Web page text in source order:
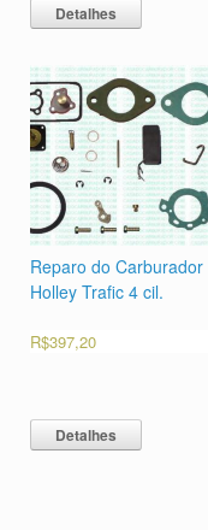
Detalhes
Reparo do Carburador
Holley Trafic 4 cil.
R$397,20
Detalhes